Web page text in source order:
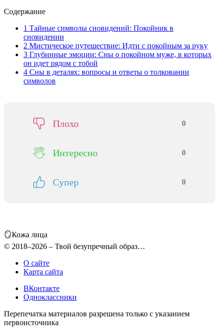
Содержание
1 Тайные символы сновидений: Покойник в
сновидении
2 Мистическое путешествие: Идти с покойным за руку
3 Глубинные эмоции: Сны о покойном муже, в которых
он идет рядом с тобой
4 Сны в деталях: вопросы и ответы о толковании
символов
Плохо 0
Интересно 0
Супер 0
🪞Кожа лица
© 2018–2026 – Твой безупречный образ…
О сайте
Карта сайта
ВКонтакте
Одноклассники
Перепечатка материалов разрешена только с указанием
первоисточника